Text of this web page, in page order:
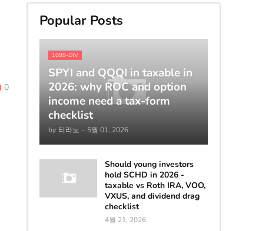
0
Popular Posts
1099-DIV
SPYI and QQQI in taxable in
2026: why ROC and option
income need a tax-form
checklist
by 티라노 - 5월 01, 2026
Should young investors
hold SCHD in 2026 -
taxable vs Roth IRA, VOO,
VXUS, and dividend drag
checklist
4월 21, 2026